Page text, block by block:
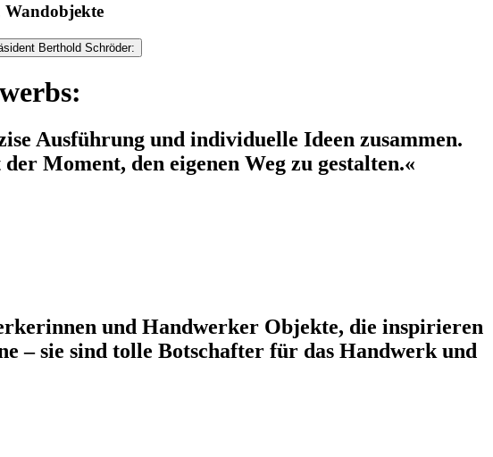
Wandobjekte
Berthold Schröder:
Ausführung und individuelle Ideen zusammen.
Moment, den eigenen Weg zu gestalten.«
und Handwerker Objekte, die inspirieren
– sie sind tolle Botschafter für das Handwerk und